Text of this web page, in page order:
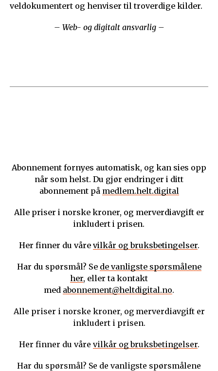
veldokumentert og henviser til troverdige kilder.
– Web- og digitalt ansvarlig –
Abonnement fornyes automatisk, og kan sies opp
når som helst. Du gjør endringer i ditt
abonnement på medlem.helt.digital
Alle priser i norske kroner, og merverdiavgift er
inkludert i prisen.
Her finner du våre vilkår og bruksbetingelser.
Har du spørsmål? Se de vanligste spørsmålene
her, eller ta kontakt
med abonnement@heltdigital.no.
Alle priser i norske kroner, og merverdiavgift er
inkludert i prisen.
Her finner du våre vilkår og bruksbetingelser.
Har du spørsmål? Se de vanligste spørsmålene